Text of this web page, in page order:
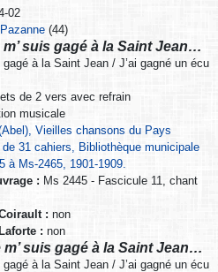
02
(44)
suis gagé à la Saint Jean…
gagé à la Saint Jean / J’ai gagné un écu
de 2 vers avec refrain
musicale
Vieilles chansons du Pays
31 cahiers, Bibliothèque municipale
à Ms-2465, 1901-1909.
: Ms 2445 - Fascicule 11, chant
: non
: non
suis gagé à la Saint Jean…
gagé à la Saint Jean / J’ai gagné un écu